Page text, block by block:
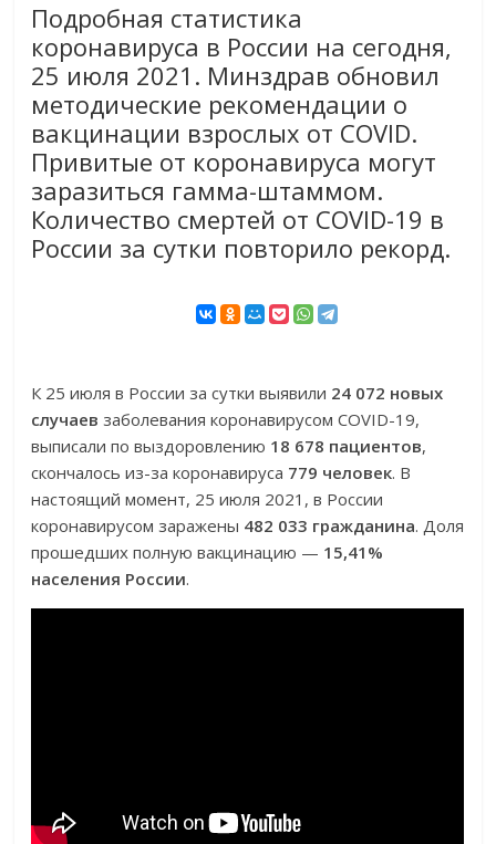
Подробная статистика
коронавируса в России на сегодня,
25 июля 2021. Минздрав обновил
методические рекомендации о
вакцинации взрослых от COVID.
Привитые от коронавируса могут
заразиться гамма-штаммом.
Количество смертей от COVID-19 в
России за сутки повторило рекорд.
К 25 июля в России за сутки выявили 24 072 новых
случаев заболевания коронавирусом COVID-19,
выписали по выздоровлению 18 678 пациентов,
скончалось из-за коронавируса 779 человек. В
настоящий момент, 25 июля 2021, в России
коронавирусом заражены 482 033 гражданина. Доля
прошедших полную вакцинацию — 15,41%
населения России.